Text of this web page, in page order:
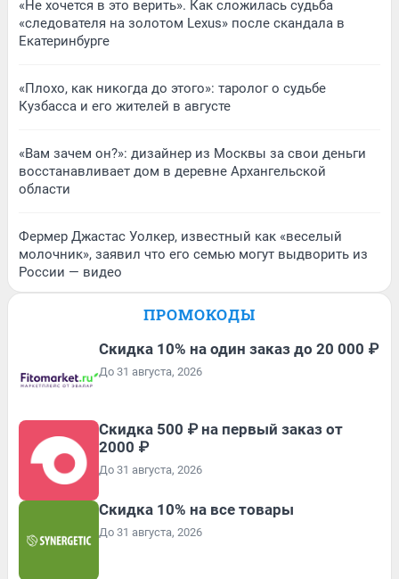
«Не хочется в это верить». Как сложилась судьба
«следователя на золотом Lexus» после скандала в
Екатеринбурге
«Плохо, как никогда до этого»: таролог о судьбе
Кузбасса и его жителей в августе
«Вам зачем он?»: дизайнер из Москвы за свои деньги
восстанавливает дом в деревне Архангельской
области
Фермер Джастас Уолкер, известный как «веселый
молочник», заявил что его семью могут выдворить из
России — видео
ПРОМОКОДЫ
Скидка 10% на один заказ до 20 000 ₽
До 31 августа, 2026
Скидка 500 ₽ на первый заказ от
2000 ₽
До 31 августа, 2026
Скидка 10% на все товары
До 31 августа, 2026